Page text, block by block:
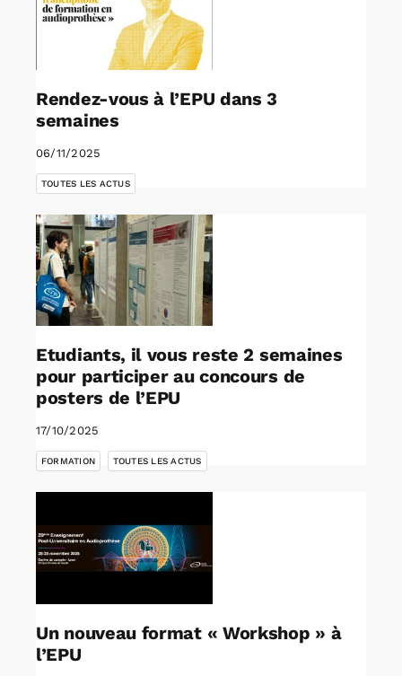
Rendez-vous à l’EPU dans 3
semaines
06/11/2025
TOUTES LES ACTUS
Etudiants, il vous reste 2 semaines
pour participer au concours de
posters de l’EPU
17/10/2025
FORMATION TOUTES LES ACTUS
Un nouveau format « Workshop » à
l’EPU